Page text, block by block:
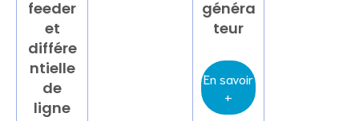
feeder
et
différe
ntielle
de
ligne
généra
teur
En savoir
+